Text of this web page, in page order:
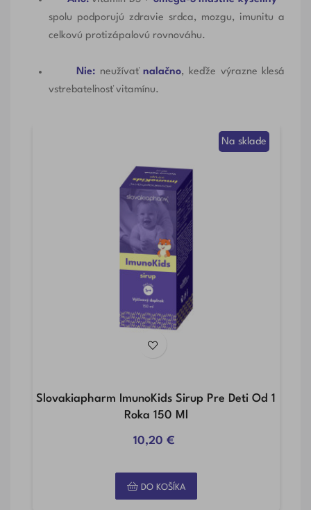
spolu podporujú zdravie srdca, mozgu, imunitu a
celkovú protizápalovú rovnováhu.
Nie:neužívaťnalačno, keďže výrazne klesá
vstrebateľnosť vitamínu.
Na sklade
Slovakiapharm ImunoKids Sirup Pre Deti Od 1
Roka 150 Ml
10,20 €
DO KOŠÍKA